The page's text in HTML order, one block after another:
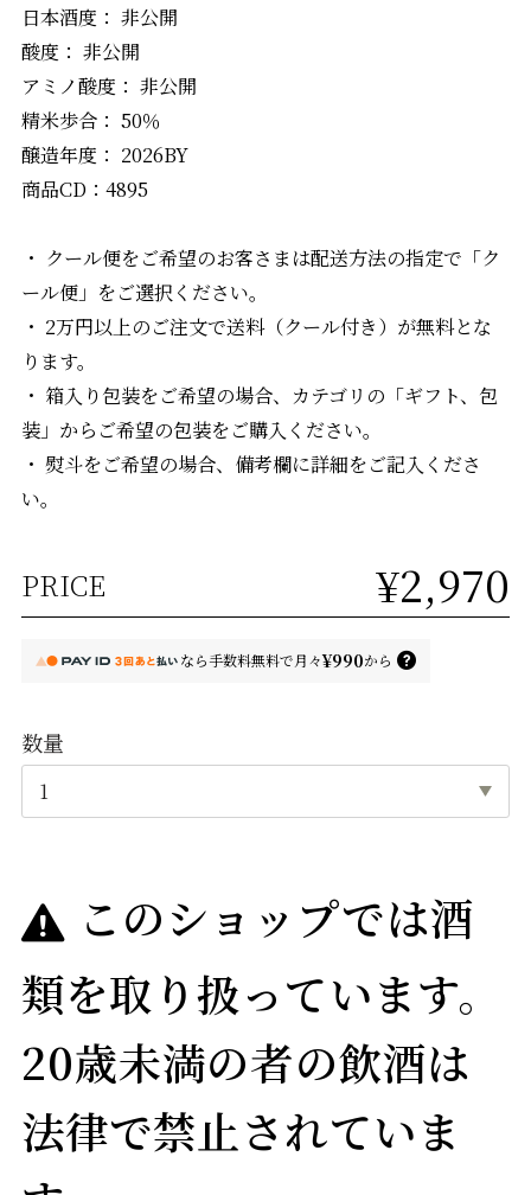
日本酒度： 非公開
酸度： 非公開
アミノ酸度： 非公開
精米歩合： 50％
醸造年度： 2026BY
商品CD：4895
・ クール便をご希望のお客さまは配送方法の指定で「ク
ール便」をご選択ください。
・ 2万円以上のご注文で送料（クール付き）が無料とな
ります。
・ 箱入り包装をご希望の場合、カテゴリの「ギフト、包
装」からご希望の包装をご購入ください。
・ 熨斗をご希望の場合、備考欄に詳細をご記入くださ
い。
PRICE ¥2,970
なら手数料無料で月々¥990から
数量
このショップでは酒
類を取り扱っています。
20歳未満の者の飲酒は
法律で禁止されていま